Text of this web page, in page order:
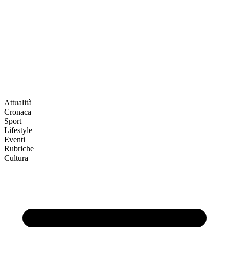
Attualità
Cronaca
Sport
Lifestyle
Eventi
Rubriche
Cultura